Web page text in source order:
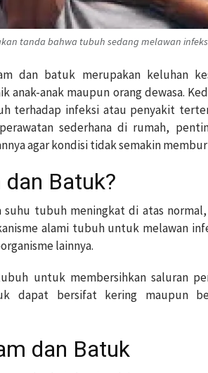
tanda bahwa tubuh sedang melawan
dan batuk merupakan keluhan
anak-anak maupun orang dewasa.
terhadap infeksi atau penyakit
sederhana di rumah,
agar kondisi tidak semakin
Batuk?
suhu tubuh meningkat di atas
alami tubuh untuk melawan
lainnya.
untuk membersihkan saluran
dapat bersifat kering maupun
dan Batuk